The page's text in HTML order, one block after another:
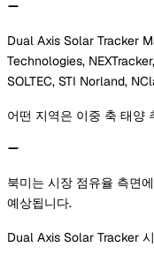
Dual Axis Solar Tracker
Technologies,
SOLTEC, STI Norland,
어떤 지역은 이중 축 태양
북미는 시장 점유율 측면
예상됩니다.
Dual Axis Solar Tracker